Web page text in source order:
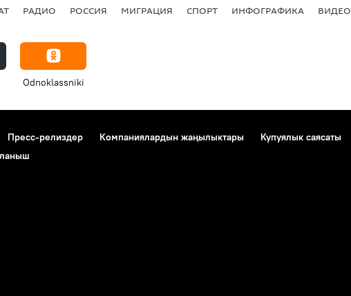
РАДИО РОССИЯ МИГРАЦИЯ СПОРТ ИНФОГРАФИКА ВИДЕО
Odnoklassniki
Пресс-релиздер Компаниялардын жаңылыктары
Купуялык саясаты